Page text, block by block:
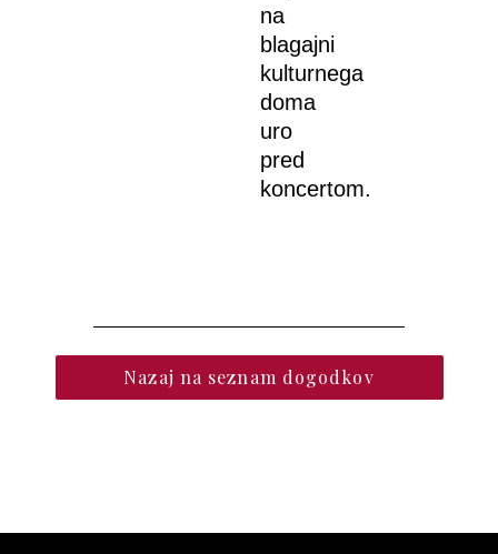
na
blagajni
kulturnega
doma
uro
pred
koncertom.
Nazaj na seznam dogodkov